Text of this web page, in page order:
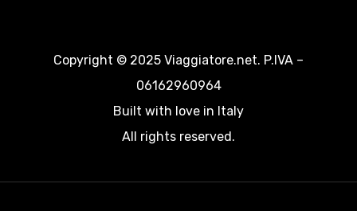
Copyright © 2025 Viaggiatore.net. P.IVA –
06162960964
Built with love in Italy
All rights reserved.